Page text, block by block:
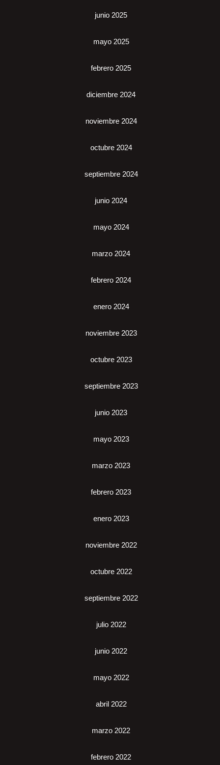
junio 2025
mayo 2025
febrero 2025
diciembre 2024
noviembre 2024
octubre 2024
septiembre 2024
junio 2024
mayo 2024
marzo 2024
febrero 2024
enero 2024
noviembre 2023
octubre 2023
septiembre 2023
junio 2023
mayo 2023
marzo 2023
febrero 2023
enero 2023
noviembre 2022
octubre 2022
septiembre 2022
julio 2022
junio 2022
mayo 2022
abril 2022
marzo 2022
febrero 2022